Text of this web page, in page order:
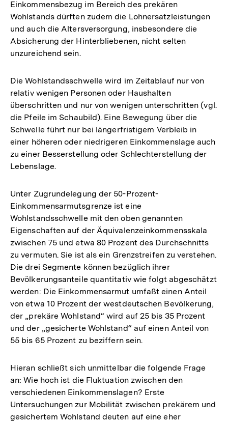
Einkommensbezug im Bereich des prekären
Wohlstands dürften zudem die Lohnersatzleistungen
und auch die Altersversorgung, insbesondere die
Absicherung der Hinterbliebenen, nicht selten
unzureichend sein.
Die Wohlstandsschwelle wird im Zeitablauf nur von
relativ wenigen Personen oder Haushalten
überschritten und nur von wenigen unterschritten (vgl.
die Pfeile im Schaubild). Eine Bewegung über die
Schwelle führt nur bei längerfristigem Verbleib in
einer höheren oder niedrigeren Einkommenslage auch
zu einer Besserstellung oder Schlechterstellung der
Lebenslage.
Unter Zugrundelegung der 50-Prozent-
Einkommensarmutsgrenze ist eine
Wohlstandsschwelle mit den oben genannten
Eigenschaften auf der Äquivalenzeinkommensskala
zwischen 75 und etwa 80 Prozent des Durchschnitts
zu vermuten. Sie ist als ein Grenzstreifen zu verstehen.
Die drei Segmente können bezüglich ihrer
Bevölkerungsanteile quantitativ wie folgt abgeschätzt
werden: Die Einkommensarmut umfaßt einen Anteil
von etwa 10 Prozent der westdeutschen Bevölkerung,
der „prekäre Wohlstand“ wird auf 25 bis 35 Prozent
und der „gesicherte Wohlstand“ auf einen Anteil von
55 bis 65 Prozent zu beziffern sein.
Hieran schließt sich unmittelbar die folgende Frage
an: Wie hoch ist die Fluktuation zwischen den
verschiedenen Einkommenslagen? Erste
Untersuchungen zur Mobilität zwischen prekärem und
gesichertem Wohlstand deuten auf eine eher